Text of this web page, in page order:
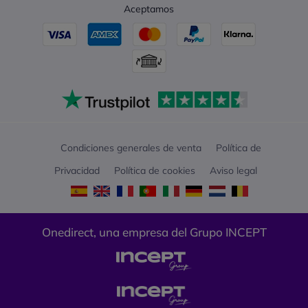
Aceptamos
Condiciones generales de venta
Política de
Privacidad
Política de cookies Aviso legal
Onedirect, una empresa del Grupo INCEPT